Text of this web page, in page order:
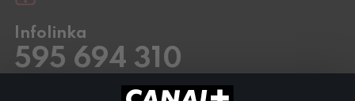
Infolinka
595 694 310
8.00 – 20:00